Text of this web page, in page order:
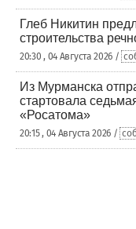
Глеб Никитин
строительства
20:30 , 04 Августа 2026 /
Из Мурманска
стартовала
«Росатома»
20:15 , 04 Августа 2026 /